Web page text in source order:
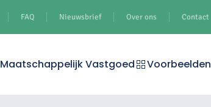
FAQ Nieuwsbrief Over ons Contact
Maatschappelijk Vastgoed Voorbeelden